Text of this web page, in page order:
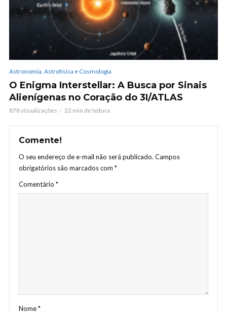
Astronomia, Astrofísica e Cosmologia
O Enigma Interstellar: A Busca por Sinais
Alienígenas no Coração do 3I/ATLAS
878 visualizações 22 min de leitura
Comente!
O seu endereço de e-mail não será publicado. Campos
obrigatórios são marcados com *
Comentário *
Nome*